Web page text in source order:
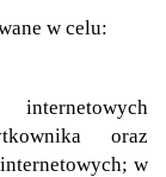
w celu:
internetowych
oraz
w